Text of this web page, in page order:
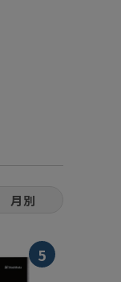
月別
5